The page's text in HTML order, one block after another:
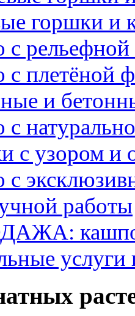
горшки и
рельефной
плетёной
и
с узором и
работы
кашпо
услуги